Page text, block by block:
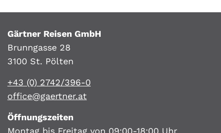
Gärtner Reisen GmbH
Brunngasse 28
3100 St. Pölten
+43 (0) 2742/396-0
office@gaertner.at
Öffnungszeiten
Montag bis Freitag von 09:00-18:00 Uhr